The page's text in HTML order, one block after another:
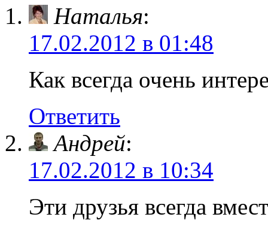
Наталья:
17.02.2012 в 01:48
Как всегда очень
Ответить
Андрей:
17.02.2012 в 10:34
Эти друзья всегда